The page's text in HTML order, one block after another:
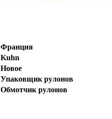
Франция
Kuhn
Новое
Упаковщик рулонов
Обмотчик рулонов